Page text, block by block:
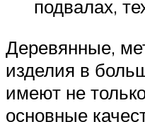
подвалах,
Деревянные,
изделия в
имеют не
основные